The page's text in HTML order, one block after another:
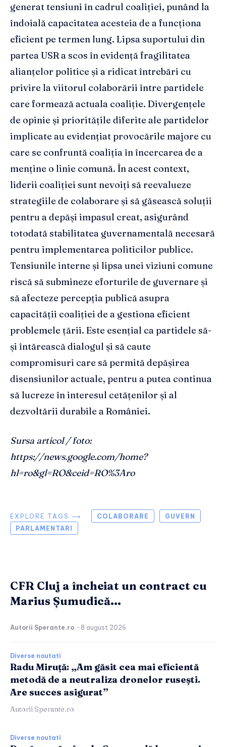
generat tensiuni în cadrul coaliției, punând la
îndoială capacitatea acesteia de a funcționa
eficient pe termen lung. Lipsa suportului din
partea USR a scos în evidență fragilitatea
alianțelor politice și a ridicat întrebări cu
privire la viitorul colaborării între partidele
care formează actuala coaliție. Divergențele
de opinie și prioritățile diferite ale partidelor
implicate au evidențiat provocările majore cu
care se confruntă coaliția în încercarea de a
menține o linie comună. În acest context,
liderii coaliției sunt nevoiți să reevalueze
strategiile de colaborare și să găsească soluții
pentru a depăși impasul creat, asigurând
totodată stabilitatea guvernamentală necesară
pentru implementarea politicilor publice.
Tensiunile interne și lipsa unei viziuni comune
riscă să submineze eforturile de guvernare și
să afecteze percepția publică asupra
capacității coaliției de a gestiona eficient
problemele țării. Este esențial ca partidele să-
și întărească dialogul și să caute
compromisuri care să permită depășirea
disensiunilor actuale, pentru a putea continua
să lucreze în interesul cetățenilor și al
dezvoltării durabile a României.
Sursa articol / foto:
https://news.google.com/home?
hl=ro&gl=RO&ceid=RO%3Aro
EXPLORE TAGS ⟶ COLABORARE
GUVERN
PARLAMENTARI
CFR Cluj a încheiat un contract cu
Marius Șumudică...
Autorii Sperante.ro - 8 august 2026
Diverse noutati
Radu Miruță: „Am găsit cea mai eficientă
metodă de a neutraliza dronelor rusești.
Are succes asigurat”
Autorii Sperante.ro
Diverse noutati